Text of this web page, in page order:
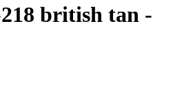
british tan -